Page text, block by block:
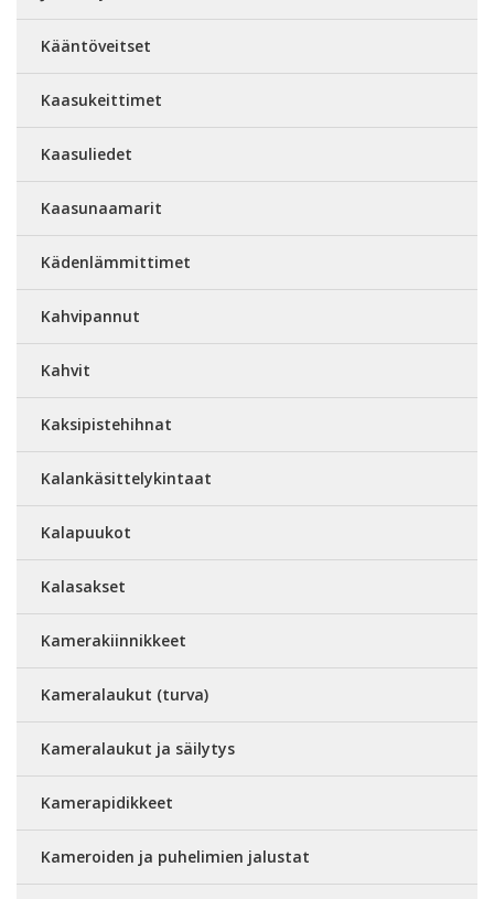
Kääntöveitset
Kaasukeittimet
Kaasuliedet
Kaasunaamarit
Kädenlämmittimet
Kahvipannut
Kahvit
Kaksipistehihnat
Kalankäsittelykintaat
Kalapuukot
Kalasakset
Kamerakiinnikkeet
Kameralaukut (turva)
Kameralaukut ja säilytys
Kamerapidikkeet
Kameroiden ja puhelimien jalustat